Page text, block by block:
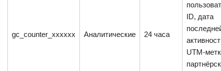
gc_counter_xxxxxx Аналитические 24 часа
ID, дата
UTM-